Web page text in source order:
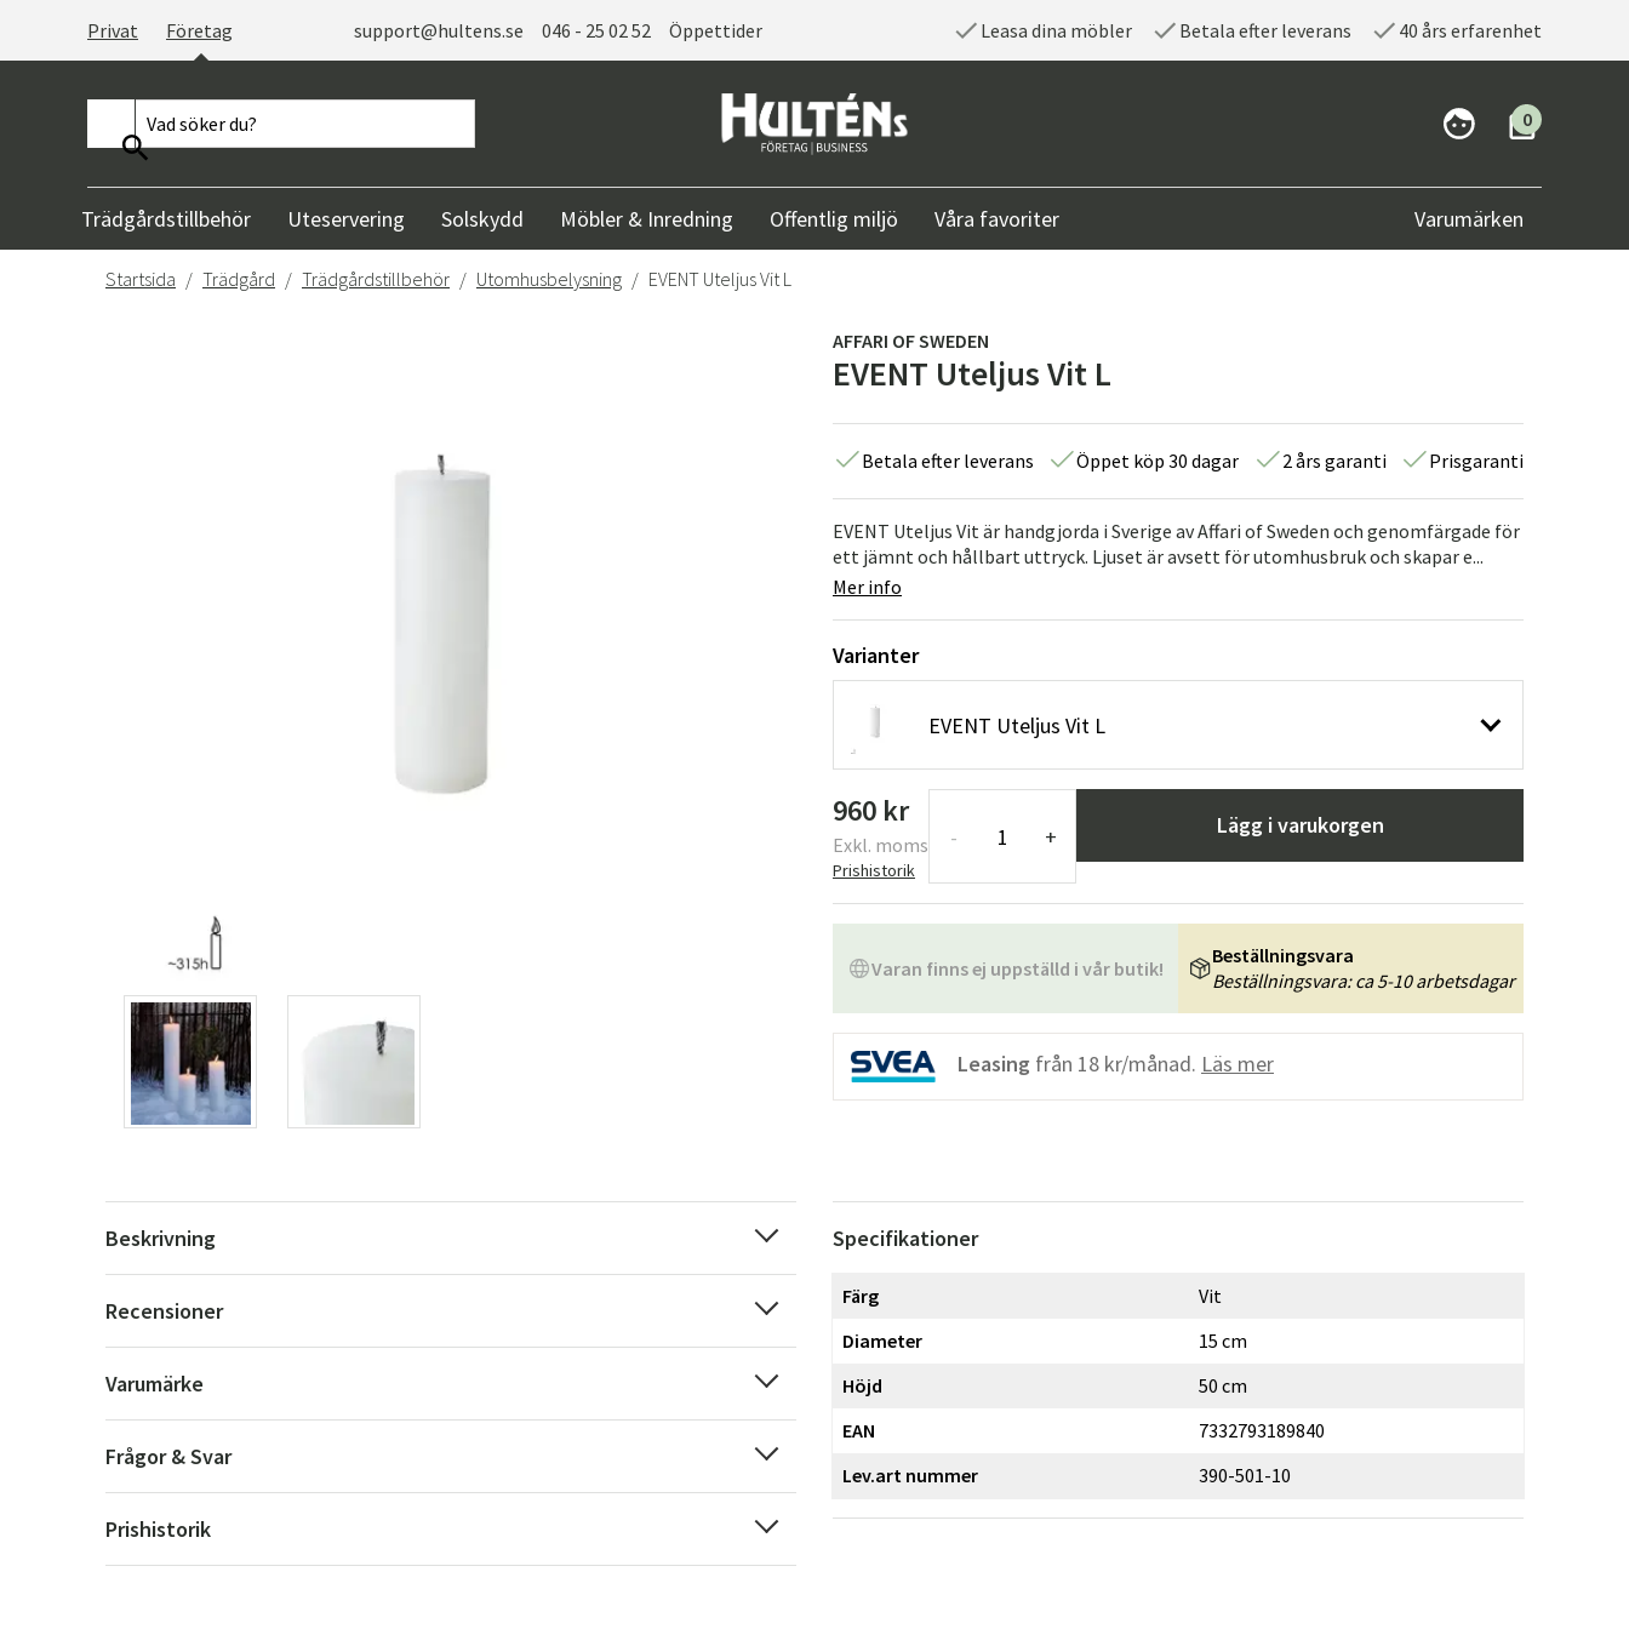
Privat Företag support@hultens.se 046 - 25 02 52 Öppettider Leasa dina möbler Betala efter leverans 40 års erfarenhet
0
Trädgårdstillbehör Uteservering Solskydd Möbler & Inredning Offentlig miljö Våra favoriter Varumärken
Startsida Trädgård Trädgårdstillbehör Utomhusbelysning EVENT Uteljus Vit L
AFFARI OF SWEDEN
EVENT Uteljus Vit L
Betala efter leverans Öppet köp 30 dagar 2 års garanti Prisgaranti
EVENT Uteljus Vit är handgjorda i Sverige av Affari of Sweden och genomfärgade för
ett jämnt och hållbart uttryck. Ljuset är avsett för utomhusbruk och skapar e...
Mer info
Varianter
EVENT Uteljus Vit L
960 kr
Exkl. moms
Prishistorik
- + Lägg i varukorgen
Varan finns ej uppställd i vår butik!
Beställningsvara
Beställningsvara: ca 5-10 arbetsdagar
Leasing från 18 kr/månad. Läs mer
Beskrivning
Recensioner
Varumärke
Frågor & Svar
Prishistorik
Specifikationer
Färg
Vit
Diameter
15 cm
Höjd
50 cm
EAN
7332793189840
Lev.art nummer
390-501-10